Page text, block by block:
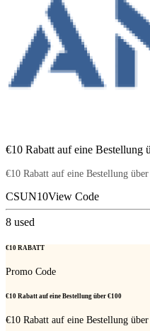
€10 Rabatt auf eine Bestellung
€10 Rabatt auf eine Bestellung
CSUN10View Code
8 used
€10 RABATT
Promo Code
€10 Rabatt auf eine Bestellung über €100
€10 Rabatt auf eine Bestellung